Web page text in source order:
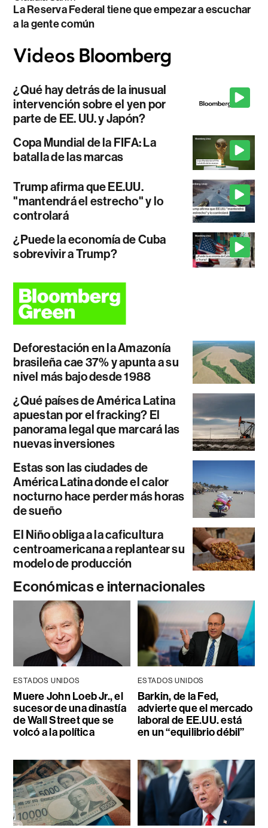
La Reserva Federal tiene que empezar a escuchar
a la gente común
¿Qué hay detrás de la inusual
intervención sobre el yen por
parte de EE. UU. y Japón?
Copa Mundial de la FIFA: La
batalla de las marcas
Trump afirma que EE.UU.
"mantendrá el estrecho" y lo
controlará
¿Puede la economía de Cuba
sobrevivir a Trump?
Deforestación en la Amazonía
brasileña cae 37% y apunta a su
nivel más bajo desde 1988
¿Qué países de América Latina
apuestan por el fracking? El
panorama legal que marcará las
nuevas inversiones
Estas son las ciudades de
América Latina donde el calor
nocturno hace perder más horas
de sueño
El Niño obliga a la caficultura
centroamericana a replantear su
modelo de producción
Económicas e internacionales
ESTADOS UNIDOS
Muere John Loeb Jr., el
sucesor de una dinastía
de Wall Street que se
volcó a la política
ESTADOS UNIDOS
Barkin, de la Fed,
advierte que el mercado
laboral de EE.UU. está
en un “equilibrio débil”